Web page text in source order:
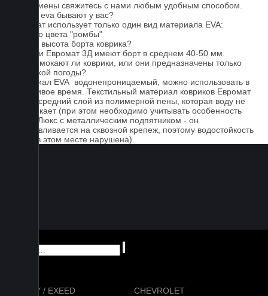
Для замены свяжитесь с нами любым удобным способом.
Серые eva бывают у вас?
Евромат использует только один вид материала EVA:
черного цвета "ромбы"
Какова высота борта коврика?
Коврики Евромат 3Д имеют борт в среднем 40-50 мм.
Не промокают ли коврики, или они предназначены только
для сухой погоды?
Материал EVA водонепроницаемый, можно использовать в
дождливое время. Текстильный материал ковриков Евромат
имеет средний слой из полимерной пены, которая воду не
пропускает (при этом необходимо учитывать особенность
серии Люкс с металлическим подпятником - он
устанавливается на сквозной крепеж, поэтому водостойкость
ковра в этом месте нарушена).
CHERY / EXEED
CHEVROLET